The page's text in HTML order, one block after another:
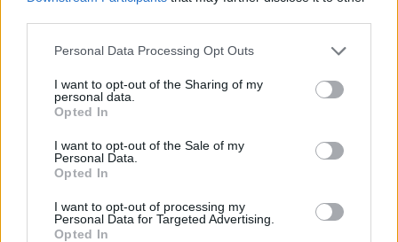
Personal Data Processing Opt Outs
I want to opt-out of the Sharing of my
personal data.
Opted In
I want to opt-out of the Sale of my
Personal Data.
Opted In
I want to opt-out of processing my
Personal Data for Targeted Advertising.
Opted In